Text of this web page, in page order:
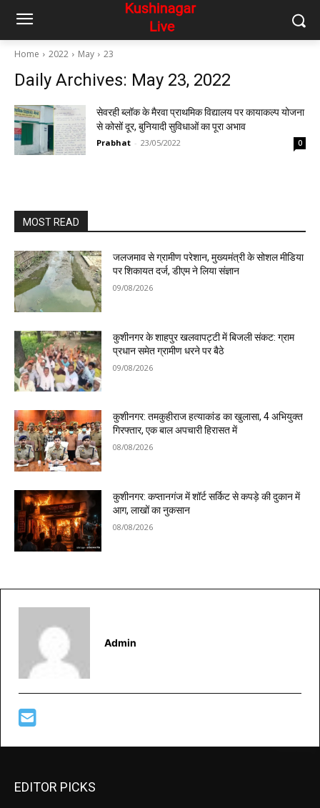
Home 2022 May 23
Daily Archives: May 23, 2022
सेवरही ब्लॉक के मैरवा प्राथमिक विद्यालय पर कायाकल्प योजना
से कोसों दूर, बुनियादी सुविधाओं का पूरा अभाव
Prabhat - 23/05/2022 0
MOST READ
जलजमाव से ग्रामीण परेशान, मुख्यमंत्री के सोशल मीडिया
पर शिकायत दर्ज, डीएम ने लिया संज्ञान
09/08/2026
कुशीनगर के शाहपुर खलवापट्टी में बिजली संकट: ग्राम
प्रधान समेत ग्रामीण धरने पर बैठे
09/08/2026
कुशीनगर: तमकुहीराज हत्याकांड का खुलासा, 4 अभियुक्त
गिरफ्तार, एक बाल अपचारी हिरासत में
08/08/2026
कुशीनगर: कप्तानगंज में शॉर्ट सर्किट से कपड़े की दुकान में
आग, लाखों का नुकसान
08/08/2026
Admin
EDITOR PICKS